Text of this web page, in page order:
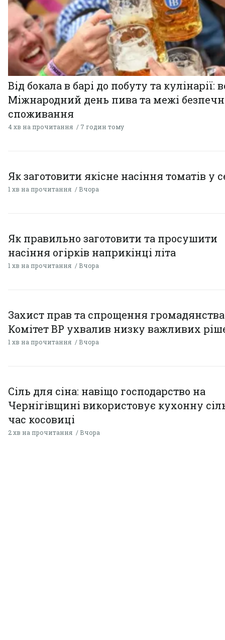
Від бокала в барі до побуту та кулінарії:
Міжнародний день пива та межі
споживання
4 хв на прочитання 7 годин тому
Як заготовити якісне насіння томатів у
1 хв на прочитання Вчора
Як правильно заготовити та просушити
насіння огірків наприкінці літа
1 хв на прочитання Вчора
Захист прав та спрощення
Комітет ВР ухвалив низку важливих
1 хв на прочитання Вчора
Сіль для сіна: навіщо господарство на
Чернігівщині використовує кухонну
час косовиці
2 хв на прочитання Вчора